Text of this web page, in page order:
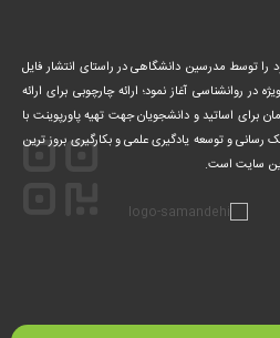
از سال ۱۴۰۲ فعالیت خود را توسط مدرسین دانشگاهی در راستای انتشار فایل
در روانشناسی آغاز نمود؛ ارائه چارچوبی برای ارائه
برای اساتید و دانشجویان جهت تهیه پاورپوینت با
و توسعه یادگیری علمی و بکارگیری بروز ترین
سایت است.